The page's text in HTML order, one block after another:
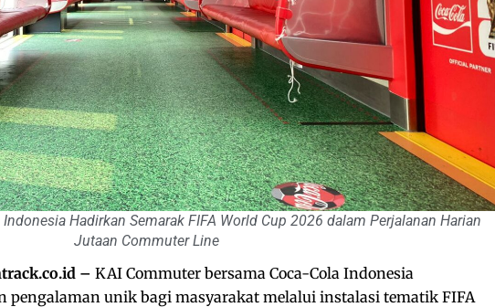
Hadirkan Semarak FIFA World Cup 2026 dalam Perjalanan Harian
Jutaan Commuter Line
– KAI Commuter bersama Coca-Cola Indonesia
pengalaman unik bagi masyarakat melalui instalasi tematik FIFA